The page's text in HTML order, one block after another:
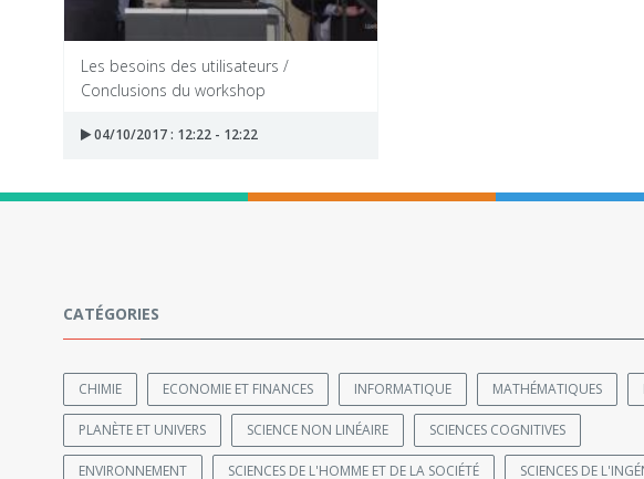
Les besoins des utilisateurs /
Conclusions du workshop
04/10/2017 : 12:22 - 12:22
CATÉGORIES
CHIMIE ECONOMIE ET FINANCES INFORMATIQUE MATHÉMATIQUES
PLANÈTE ET UNIVERS SCIENCE NON LINÉAIRE SCIENCES COGNITIVES
ENVIRONNEMENT SCIENCES DE L'HOMME ET DE LA SOCIÉTÉ SCIENCES DE